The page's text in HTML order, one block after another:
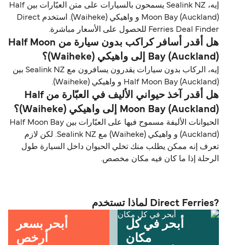
إيه، Sealink NZ يسمحون بالسيارات على متن العبّارات بين Half
Moon Bay (Auckland) و واهيكي (Waiheke). استخدم Direct
Ferries Deal Finder للحصول على الأسعار مباشرة.
هل أقدر أسافر كراكب بدون سيارة من Half Moon
Bay (Auckland) إلى واهيكي (Waiheke)؟
إيه، الركاب بدون سيارات يقدرون يسافرون مع Sealink NZ بين
Half Moon Bay (Auckland) و واهيكي (Waiheke).
هل أقدر آخذ حيواني الأليف في العبّارة من Half
Moon Bay (Auckland) إلى واهيكي (Waiheke)؟
الحيوانات الأليفة مسموح فيها على العبّارات بين Half Moon Bay
(Auckland) و واهيكي (Waiheke) مع Sealink NZ. لكن لازم
تعرف إنه ممكن يطلب منك تخلي الحيوان داخل السيارة طول
الرحلة إذا ما كان فيه مكان مخصص.
?Direct Ferries لماذا تستخدم
أبحر في كل
مكان
أبحر بسعر
أرخص